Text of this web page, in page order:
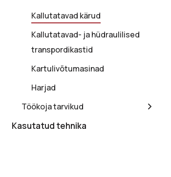
Kallutatavad kärud
Kallutatavad- ja hüdraulilised
transpordikastid
Kartulivõtumasinad
Harjad
Töökoja tarvikud
Kasutatud tehnika